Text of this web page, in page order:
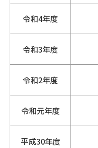
令和4年度
令和3年度
令和2年度
令和元年度
平成30年度